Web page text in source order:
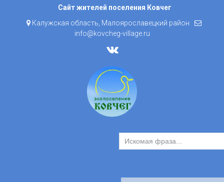
Skip
content
Сайт жителей поселения Ковчег
Калужская область, Малоярославецкий район
info@kovcheg-village.ru